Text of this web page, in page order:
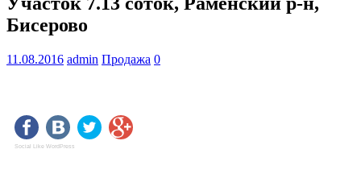
Бисерово
11.08.2016 admin Продажа 0
Social Like WordPress